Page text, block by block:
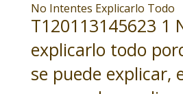
No Intentes Explicarlo Todo
T120113145623 1
explicarlo todo
se puede explicar,